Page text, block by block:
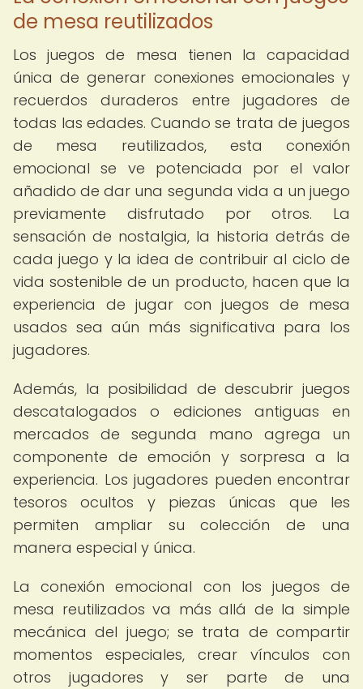
de mesa reutilizados
Los juegos de mesa tienen la capacidad
única de generar conexiones emocionales y
recuerdos duraderos entre jugadores de
todas las edades. Cuando se trata de juegos
de mesa reutilizados, esta conexión
emocional se ve potenciada por el valor
añadido de dar una segunda vida a un juego
previamente disfrutado por otros. La
sensación de nostalgia, la historia detrás de
cada juego y la idea de contribuir al ciclo de
vida sostenible de un producto, hacen que la
experiencia de jugar con juegos de mesa
usados sea aún más significativa para los
jugadores.
Además, la posibilidad de descubrir juegos
descatalogados o ediciones antiguas en
mercados de segunda mano agrega un
componente de emoción y sorpresa a la
experiencia. Los jugadores pueden encontrar
tesoros ocultos y piezas únicas que les
permiten ampliar su colección de una
manera especial y única.
La conexión emocional con los juegos de
mesa reutilizados va más allá de la simple
mecánica del juego; se trata de compartir
momentos especiales, crear vínculos con
otros jugadores y ser parte de una